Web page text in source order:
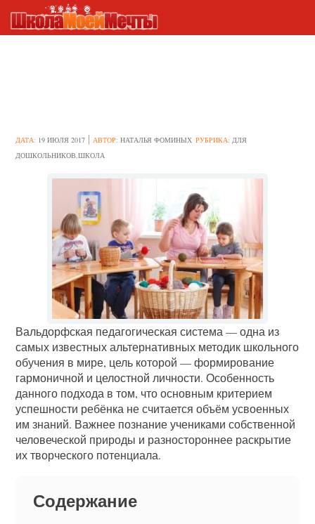
ДАТА: 19 ИЮЛЯ 2017 АВТОР:НАТАЛЬЯ ФОМИНЫХ РУБРИКА:ДЛЯ
ДОШКОЛЬНИКОВ,ШКОЛА
Вальдорфская педагогическая система — одна из
самых известных альтернативных методик школьного
обучения в мире, цель которой — формирование
гармоничной и целостной личности. Особенность
данного подхода в том, что основным критерием
успешности ребёнка не считается объём усвоенных
им знаний. Важнее познание учениками собственной
человеческой природы и разностороннее раскрытие
их творческого потенциала.
Содержание